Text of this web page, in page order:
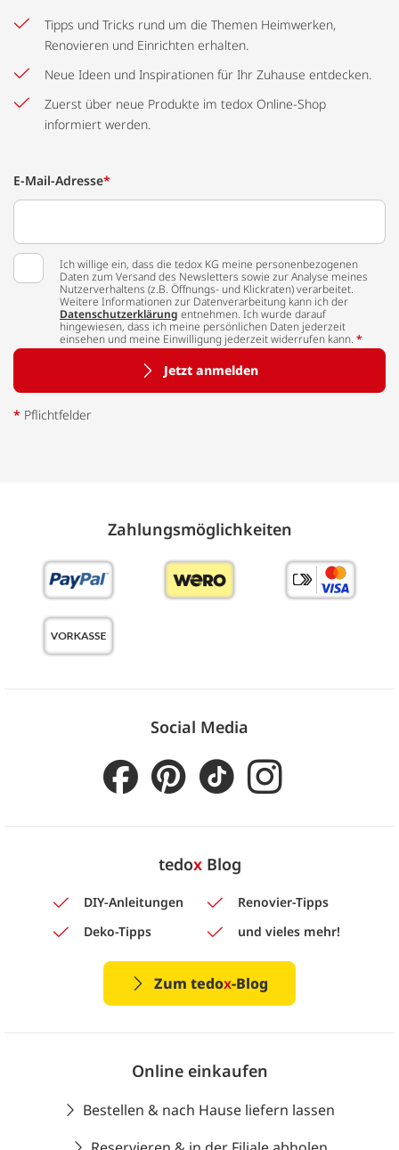
Tipps und Tricks rund um die Themen Heimwerken,
Renovieren und Einrichten erhalten.
Neue Ideen und Inspirationen für Ihr Zuhause entdecken.
Zuerst über neue Produkte im tedox Online-Shop
informiert werden.
E-Mail-Adresse*
Ich willige ein, dass die tedox KG meine personenbezogenen
Daten zum Versand des Newsletters sowie zur Analyse meines
Nutzerverhaltens (z.B. Öffnungs- und Klickraten) verarbeitet.
Weitere Informationen zur Datenverarbeitung kann ich der
Datenschutzerklärung entnehmen. Ich wurde darauf
hingewiesen, dass ich meine persönlichen Daten jederzeit
einsehen und meine Einwilligung jederzeit widerrufen kann. *
Jetzt anmelden
* Pflichtfelder
Zahlungs­möglich­keiten
Social Media
tedoxBlog
DIY-Anleitungen
Renovier-Tipps
Deko-Tipps
und vieles mehr!
Zum tedox-Blog
Online einkaufen
Bestellen & nach Hause liefern lassen